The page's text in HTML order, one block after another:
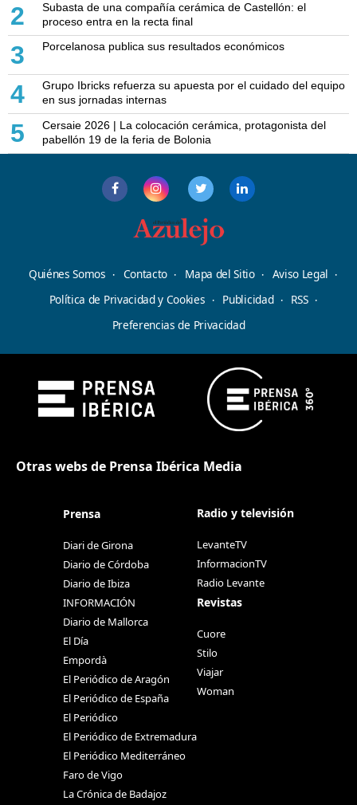
2
Subasta de una compañía cerámica de Castellón: el
proceso entra en la recta final
3 Porcelanosa publica sus resultados económicos
4
Grupo Ibricks refuerza su apuesta por el cuidado del equipo
en sus jornadas internas
5
Cersaie 2026 | La colocación cerámica, protagonista del
pabellón 19 de la feria de Bolonia
Quiénes Somos Contacto Mapa del Sitio
Aviso Legal
Política de Privacidad y Cookies
Publicidad
RSS
Preferencias de Privacidad
Otras webs de Prensa Ibérica Media
Prensa
Diari de Girona
Diario de Córdoba
Diario de Ibiza
INFORMACIÓN
Diario de Mallorca
El Día
Empordà
El Periódico de Aragón
El Periódico de España
El Periódico
El Periódico de Extremadura
El Periódico Mediterráneo
Faro de Vigo
La Crónica de Badajoz
Radio y televisión
LevanteTV
InformacionTV
Radio Levante
Revistas
Cuore
Stilo
Viajar
Woman